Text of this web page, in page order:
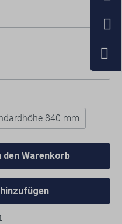
840 mm
den Warenkorb